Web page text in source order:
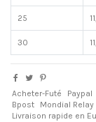
25
30
Acheter-Futé Paypal
Bpost
Mondial Relay
Livraison rapide en